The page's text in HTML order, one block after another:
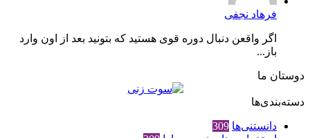
فرهاد نجفی
اگر واقعن دنبال دوره قوی هستید که بتونید بعد از اون وارد
باز...
دوستان ما
دسته‌بندی‌ها
دانستنی‌ها 309